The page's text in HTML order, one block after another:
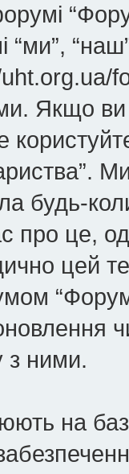
“ми”,
Якщо ви
будь-
про це,
цей
з ними.
на